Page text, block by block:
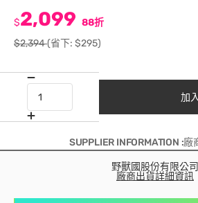
$2,099 88折
$2,394(省下: $295)
加
SUPPLIER INFORMATION :
野獸國股份有限公司
廠商出貨詳細資訊